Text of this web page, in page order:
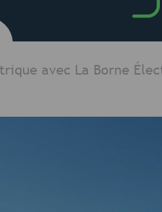
avec La Borne